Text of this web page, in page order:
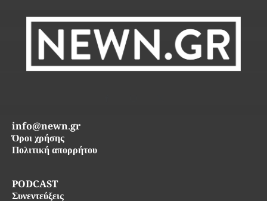
PODCAST
Συνεντεύξεις
info@newn.gr
Όροι χρήσης
Πολιτική απορρήτου